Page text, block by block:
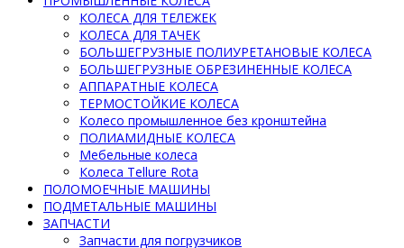
КОЛЕСА ДЛЯ ТЕЛЕЖЕК
КОЛЕСА ДЛЯ ТАЧЕК
БОЛЬШЕГРУЗНЫЕ ПОЛИУРЕТАНОВЫЕ КОЛЕСА
БОЛЬШЕГРУЗНЫЕ ОБРЕЗИНЕННЫЕ КОЛЕСА
АППАРАТНЫЕ КОЛЕСА
ТЕРМОСТОЙКИЕ КОЛЕСА
Колесо промышленное без кронштейна
ПОЛИАМИДНЫЕ КОЛЕСА
Мебельные колеса
Колеса Tellure Rota
ПОЛОМОЕЧНЫЕ МАШИНЫ
ПОДМЕТАЛЬНЫЕ МАШИНЫ
ЗАПЧАСТИ
Запчасти для погрузчиков